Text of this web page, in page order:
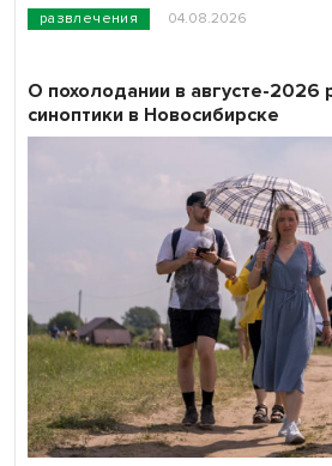
развлечения 04.08.2026
О похолодании в августе-2026
синоптики в Новосибирске